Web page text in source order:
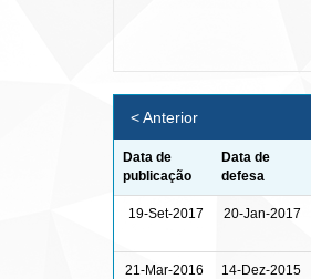
< Anterior
Data de
publicação
Data de
defesa
19-Set-2017 20-Jan-2017
21-Mar-2016 14-Dez-2015